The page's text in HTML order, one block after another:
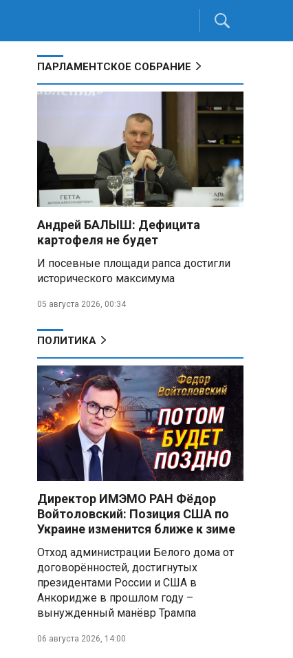
ПАРЛАМЕНТСКОЕ СОБРАНИЕ
Андрей БАЛЫШ: Дефицита
картофеля не будет
И посевные площади рапса достигли
исторического максимума
05 августа 2026, 00:34
ПОЛИТИКА
Директор ИМЭМО РАН Фёдор
Войтоловский: Позиция США по
Украине изменится ближе к зиме
Отход администрации Белого дома от
договорённостей, достигнутых
президентами России и США в
Анкоридже в прошлом году –
вынужденный манёвр Трампа
06 августа 2026, 14:00